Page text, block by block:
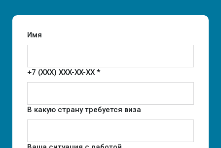
Имя
+7 (XXX) XXX-XX-XX *
В какую страну требуется виза